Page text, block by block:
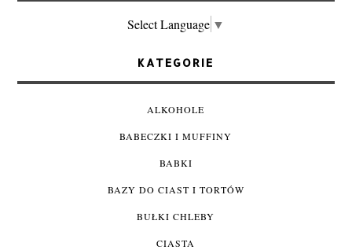
Select Language ▼
KATEGORIE
ALKOHOLE
BABECZKI I MUFFINY
BABKI
BAZY DO CIAST I TORTÓW
BUŁKI CHLEBY
CIASTA